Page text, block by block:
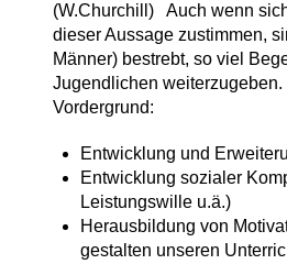
(W.Churchill) Auch wenn
dieser Aussage zustimmen,
Männer) bestrebt, so viel
Jugendlichen
Vordergrund:
Entwicklung und
Entwicklung sozialer
Leistungswille u.ä.)
Herausbildung von
gestalten unseren